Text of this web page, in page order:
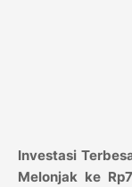
Investasi
Melonjak ke